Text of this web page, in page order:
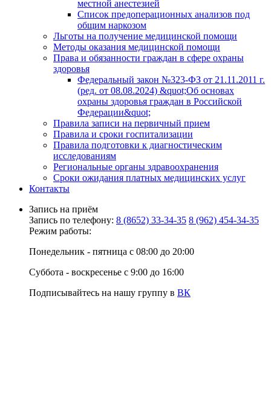
местной анестезией
Список предоперационных анализов под
общим наркозом
Льготы на получение медицинской помощи
Методы оказания медицинской помощи
Права и обязанности граждан в сфере охраны
здоровья
Федеральный закон №323-ФЗ от 21.11.2011 г.
(ред. от 08.08.2024) &quot;Об основах
охраны здоровья граждан в Российской
Федерации&quot;
Правила записи на первичный прием
Правила и сроки госпитализации
Правила подготовки к диагностическим
исследованиям
Региональные органы здравоохранения
Сроки ожидания платных медицинских услуг
Контакты
Запись на приём
Запись по телефону: 8 (8652) 33-34-35 8 (962) 454-34-35
Режим работы:
Понедельник - пятница с 08:00 до 20:00
Суббота - воскресенье с 9:00 до 16:00
Подписывайтесь на нашу группу в ВК